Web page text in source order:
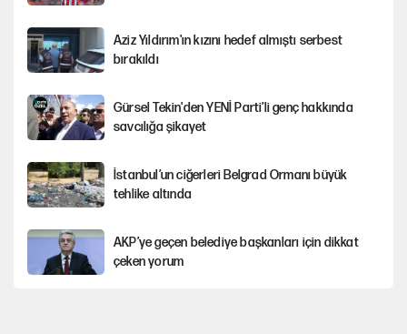
Aziz Yıldırım'ın kızını hedef almıştı serbest
bırakıldı
Gürsel Tekin'den YENİ Parti’li genç hakkında
savcılığa şikayet
İstanbul’un ciğerleri Belgrad Ormanı büyük
tehlike altında
AKP’ye geçen belediye başkanları için dikkat
çeken yorum